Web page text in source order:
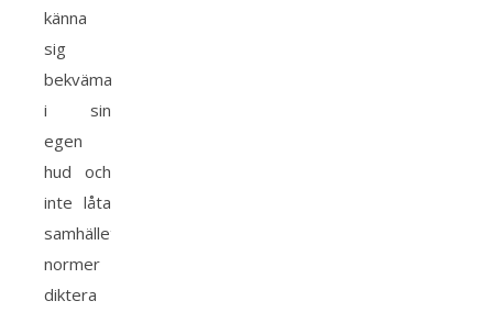
känna
sig
bekväma
i sin
egen
hud och
inte låta
samhällets
normer
diktera